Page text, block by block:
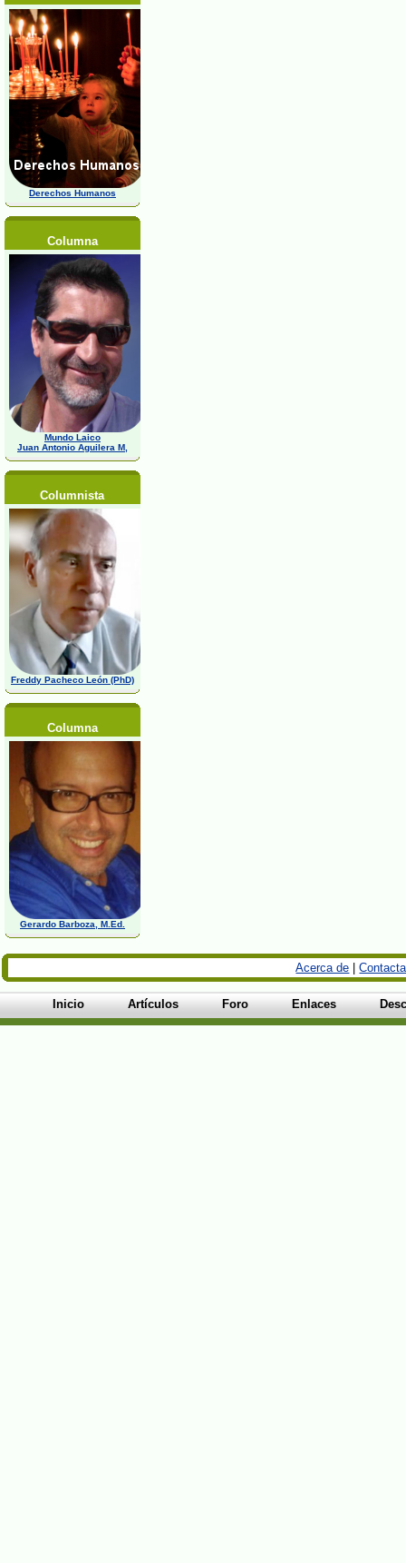
Derechos Humanos
Columna
Mundo Laico
Juan Antonio Aguilera M,
Columnista
Freddy Pacheco León (PhD)
Columna
Gerardo Barboza, M.Ed.
Acerca de |
Inicio Artículos Foro Enlaces